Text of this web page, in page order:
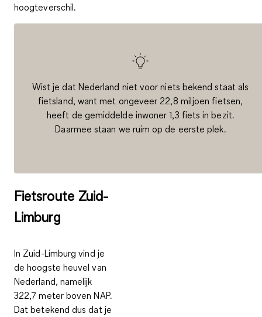
hoogteverschil.
Wist je dat Nederland niet voor niets bekend staat als
fietsland, want met ongeveer 22,8 miljoen fietsen,
heeft de gemiddelde inwoner 1,3 fiets in bezit.
Daarmee staan we ruim op de eerste plek.
Fietsroute Zuid-
Limburg
In Zuid-Limburg vind je
dehoogste heuvel van
Nederland, namelijk
322,7 meter boven NAP.
Dat betekend dus dat je